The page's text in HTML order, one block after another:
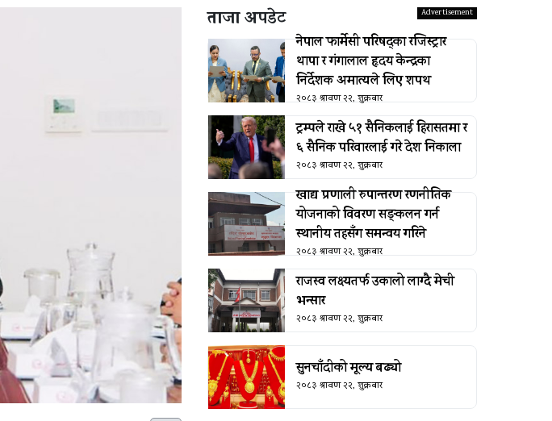
ताजा अपडेट
नेपाल फार्मेसी परिषद्का रजिस्ट्रार
थापा र गंगालाल हृदय केन्द्रका
निर्देशक अमात्यले लिए शपथ
२०८३ श्रावण २२, शुक्रबार
ट्रम्पले राखे ५१ सैनिकलाई हिरासतमा र
६ सैनिक परिवारलाई गरे देश निकाला
२०८३ श्रावण २२, शुक्रबार
खाद्य प्रणाली रुपान्तरण रणनीतिक
योजनाको विवरण सङ्कलन गर्न
स्थानीय तहसँग समन्वय गरिने
२०८३ श्रावण २२, शुक्रबार
राजस्व लक्ष्यतर्फ उकालो लाग्दै मेची
भन्सार
२०८३ श्रावण २२, शुक्रबार
सुनचाँदीको मूल्य बढ्यो
२०८३ श्रावण २२, शुक्रबार